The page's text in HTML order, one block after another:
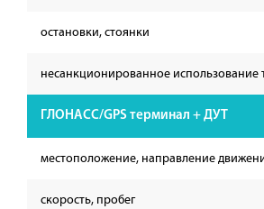
остановки, стоянки
несанкционированное использование
ГЛОНАСС/GPS терминал + ДУТ
местоположение, направление
скорость, пробег